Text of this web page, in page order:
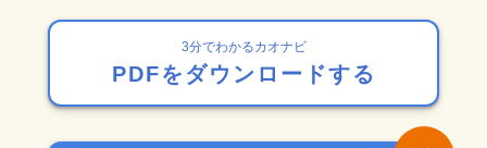
3分でわかるカオナビ
PDFをダウンロードする